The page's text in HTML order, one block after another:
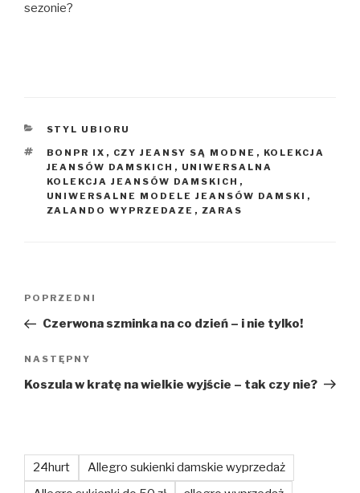
sezonie?
KATEGORIE
STYL UBIORU
TAGI
BONPR IX , CZY JEANSY SĄ MODNE , KOLEKCJA
JEANSÓW DAMSKICH , UNIWERSALNA
KOLEKCJA JEANSÓW DAMSKICH ,
UNIWERSALNE MODELE JEANSÓW DAMSKI ,
ZALANDO WYPRZEDAZE , ZARAS
Poprzedni
wpis
POPRZEDNI
Czerwona szminka na co dzień – i nie tylko!
Następny
wpis
NASTĘPNY
Koszula w kratę na wielkie wyjście – tak czy nie?
24hurt
Allegro sukienki damskie wyprzedaż